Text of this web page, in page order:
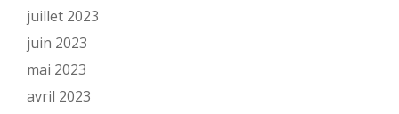
juillet 2023
juin 2023
mai 2023
avril 2023